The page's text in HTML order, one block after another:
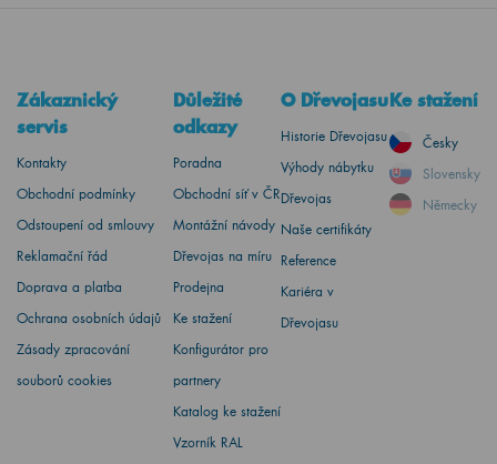
Zákaznický
servis
Kontakty
Obchodní podmínky
Odstoupení od smlouvy
Reklamační řád
Doprava a platba
Ochrana osobních údajů
Zásady zpracování
souborů cookies
Důležité
odkazy
Poradna
Obchodní síť v ČR
Montážní návody
Dřevojas na míru
Prodejna
Ke stažení
Konfigurátor pro
partnery
Katalog ke stažení
Vzorník RAL
O Dřevojasu
Historie Dřevojasu
Výhody nábytku
Dřevojas
Naše certifikáty
Reference
Kariéra v
Dřevojasu
Ke stažení
Česky
Slovensky
Německy